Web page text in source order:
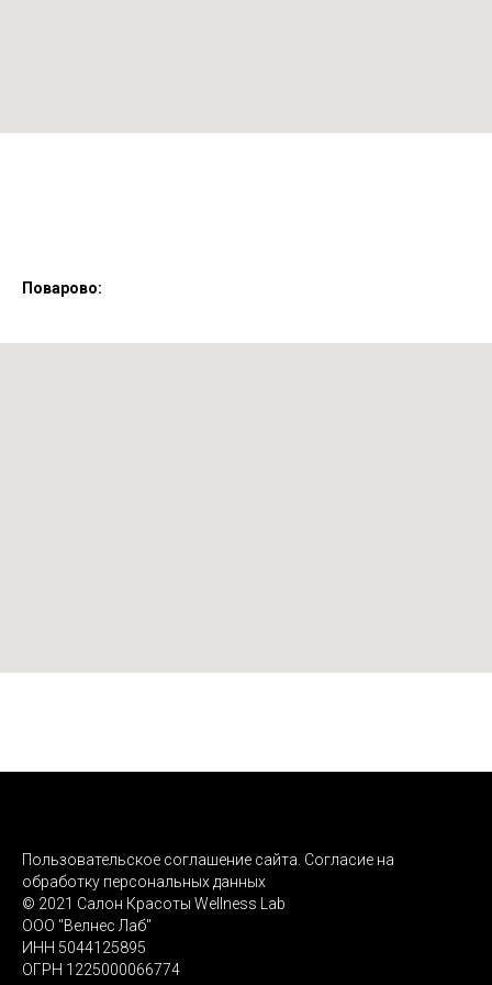
Поварово:
Пользовательское соглашение сайта. Согласие на
обработку персональных данных
© 2021 Салон Красоты Wellness Lab
ООО "Велнес Лаб"
ИНН 5044125895
ОГРН 1225000066774